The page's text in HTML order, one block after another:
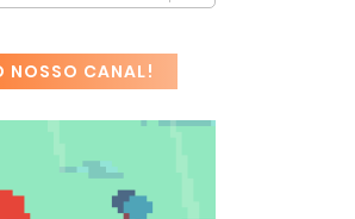
NOSSO CANAL!